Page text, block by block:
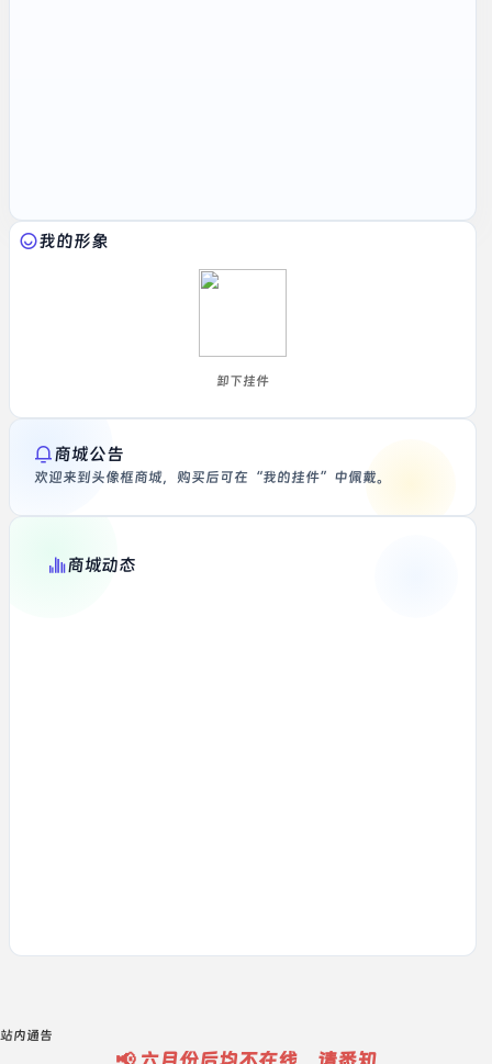
我的形象
卸下挂件
商城公告
欢迎来到头像框商城，购买后可在“我的挂件”中佩戴。
商城动态
站内通告